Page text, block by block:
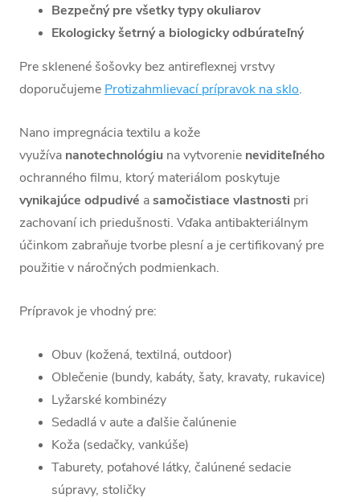
Bezpečný pre všetky typy okuliarov
Ekologicky šetrný a biologicky odbúrateľný
Pre sklenené šošovky bez antireflexnej vrstvy
doporučujeme Protizahmlievací prípravok na sklo.
Nano impregnácia textilu a kože
využíva nanotechnológiu na vytvorenie neviditeľného
ochranného filmu, ktorý materiálom poskytuje
vynikajúce odpudivé asamočistiace vlastnosti pri
zachovaní ich priedušnosti. Vďaka antibakteriálnym
účinkom zabraňuje tvorbe plesní a je certifikovaný pre
použitie v náročných podmienkach.
Prípravok je vhodný pre:
Obuv (kožená, textilná, outdoor)
Oblečenie (bundy, kabáty, šaty, kravaty, rukavice)
Lyžarské kombinézy
Sedadlá v aute a ďalšie čalúnenie
Koža (sedačky, vankúše)
Taburety, poťahové látky, čalúnené sedacie
súpravy, stoličky